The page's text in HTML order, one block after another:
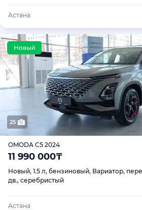
Астана
25
OMODA C5 2024
11 990 000₸
Новый, 1.5 л, бензиновый, Вариатор,
дв., серебристый
Астана